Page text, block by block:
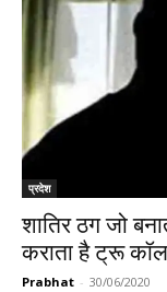
प्रदेश
शातिर ठग जो
कराता है ट्रू
Prabhat - 30/06/2020